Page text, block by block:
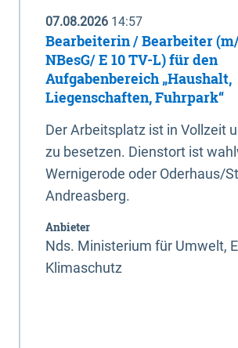
07.08.2026 14:57
Bearbeiterin / Bearbeiter
NBesG/ E 10 TV-L) für den
Aufgabenbereich „Haushalt,
Liegenschaften, Fuhrpark“
Der Arbeitsplatz ist in Vollzeit
zu besetzen. Dienstort ist
Wernigerode oder Oderhaus/
Andreasberg.
Anbieter
Nds. Ministerium für Umwelt,
Klimaschutz